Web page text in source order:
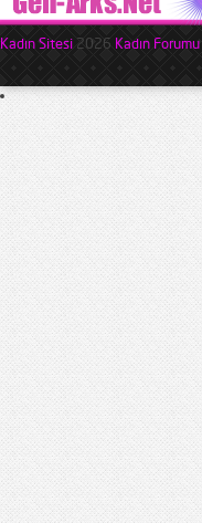
Kadın Sitesi 2026 Kadın Forumu